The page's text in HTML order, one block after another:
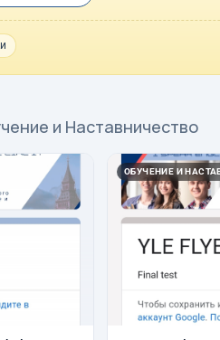
и Наставничество
ОБУЧЕНИЕ И